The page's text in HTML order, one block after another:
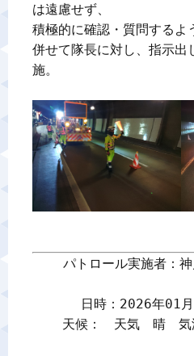
は遠慮せず、
積極的に確認・質問するよ
併せて隊長に対し、指示出
施。
パトロール実施者：
日時：2026年01
天候：　天気　晴　